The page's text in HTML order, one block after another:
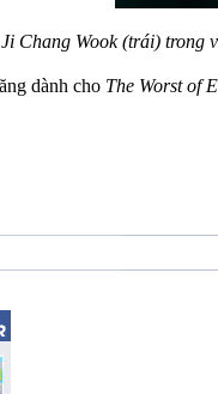
Ji Chang Wook (trái) trong
dành cho The Worst of